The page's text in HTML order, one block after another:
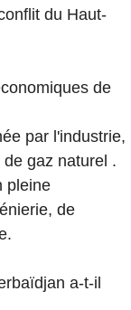
du Haut-
de
par l'industrie,
gaz naturel .
pleine
de
a-t-il